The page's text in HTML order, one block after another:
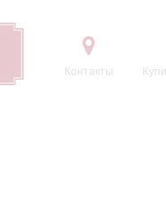
Контакты